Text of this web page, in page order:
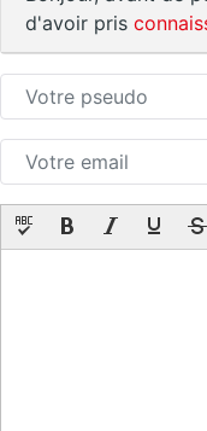
d'avoir pris